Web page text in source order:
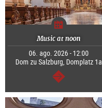
Music at noon
06. ago. 2026 - 12:00
Dom zu Salzburg, Domplatz 1a
segue